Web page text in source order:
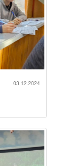
03.12.2024